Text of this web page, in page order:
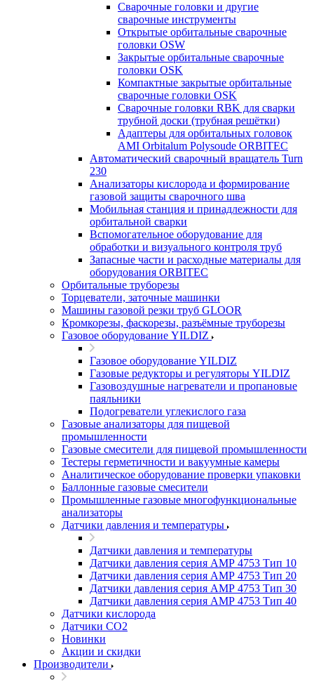
Сварочные головки и другие
сварочные инструменты
Открытые орбитальные сварочные
головки OSW
Закрытые орбитальные сварочные
головки OSK
Компактные закрытые орбитальные
сварочные головки OSK
Сварочные головки RBK для сварки
трубной доски (трубная решётки)
Адаптеры для орбитальных головок
AMI Orbitalum Polysoude ORBITEC
Автоматический сварочный вращатель Turn
230
Анализаторы кислорода и формирование
газовой защиты сварочного шва
Мобильная станция и принадлежности для
орбитальной сварки
Вспомогательное оборудование для
обработки и визуального контроля труб
Запасные части и расходные материалы для
оборудования ORBITEC
Орбитальные труборезы
Торцеватели, заточные машинки
Машины газовой резки труб GLOOR
Кромкорезы, фаскорезы, разъёмные труборезы
Газовое оборудование YILDIZ
Газовое оборудование YILDIZ
Газовые редукторы и регуляторы YILDIZ
Газовоздушные нагреватели и пропановые
паяльники
Подогреватели углекислого газа
Газовые анализаторы для пищевой
промышленности
Газовые смесители для пищевой промышленности
Тестеры герметичности и вакуумные камеры
Аналитическое оборудование проверки упаковки
Баллонные газовые смесители
Промышленные газовые многофункциональные
анализаторы
Датчики давления и температуры
Датчики давления и температуры
Датчики давления серия АМР 4753 Тип 10
Датчики давления серия АМР 4753 Тип 20
Датчики давления серия АМР 4753 Тип 30
Датчики давления серия АМР 4753 Тип 40
Датчики кислорода
Датчики CO2
Новинки
Акции и скидки
Производители